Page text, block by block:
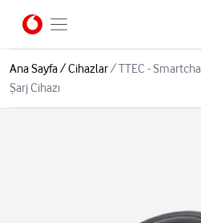
Ana Sayfa/Cihazlar/TTEC -
Şarj Cihazı